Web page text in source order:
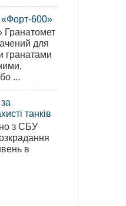
600»
для
гранатами
...
танків
з СБУ
в